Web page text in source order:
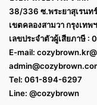
38/336 ซ.พระยาสุเรนท
เขตคลองสามวา กรุงเทพ
เลขประจำตัวผู้เสียภาษี :
E-mail:
Tel: 061-894-6297
Line: @cozybrown